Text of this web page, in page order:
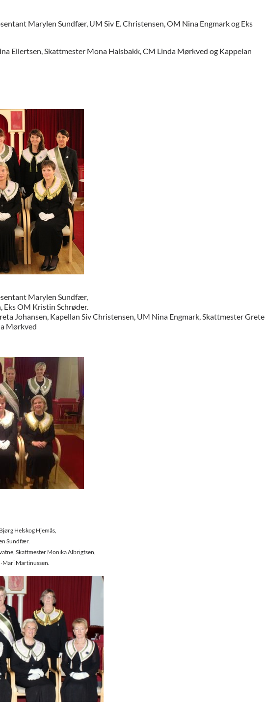
Marylen Sundfær, UM Siv E. Christensen, OM Nina Engmark og Eks
Eilertsen, Skattmester Mona Halsbakk, CM Linda Mørkved og Kappelan
Marylen Sundfær,
OM Kristin Schrøder.
Johansen, Kapellan Siv Christensen, UM Nina Engmark, Skattmester Grete
Mørkved
Helskog Hjemås,
Sundfær.
Skattmester Monika Albrigtsen,
Martinussen.